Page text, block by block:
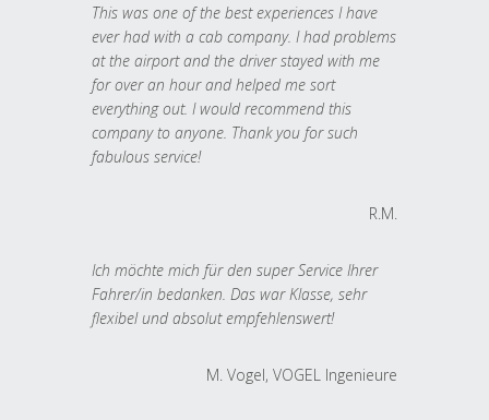
This was one of the best experiences I have
ever had with a cab company. I had problems
at the airport and the driver stayed with me
for over an hour and helped me sort
everything out. I would recommend this
company to anyone. Thank you for such
fabulous service!
R.M.
Ich möchte mich für den super Service Ihrer
Fahrer/in bedanken. Das war Klasse, sehr
flexibel und absolut empfehlenswert!
M. Vogel, VOGEL Ingenieure